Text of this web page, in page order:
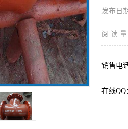
发布日
阅 读 量
销售电
在线QQ